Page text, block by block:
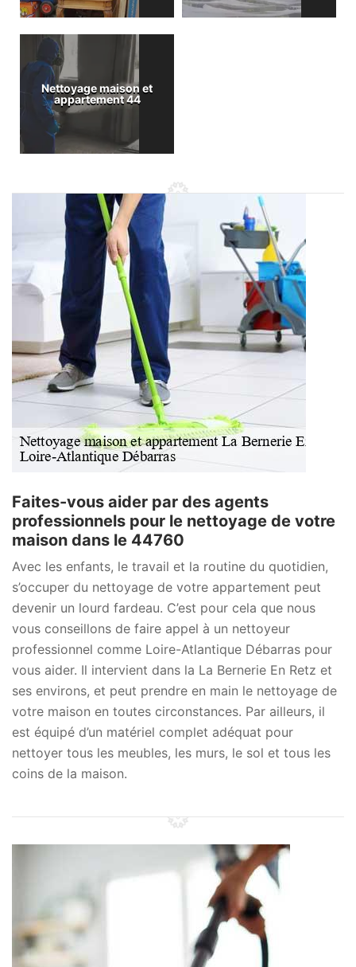
Nettoyage maison et
appartement 44
Faites-vous aider par des agents
professionnels pour le nettoyage de votre
maison dans le 44760
Avec les enfants, le travail et la routine du quotidien,
s’occuper du nettoyage de votre appartement peut
devenir un lourd fardeau. C’est pour cela que nous
vous conseillons de faire appel à un nettoyeur
professionnel comme Loire-Atlantique Débarras pour
vous aider. Il intervient dans la La Bernerie En Retz et
ses environs, et peut prendre en main le nettoyage de
votre maison en toutes circonstances. Par ailleurs, il
est équipé d’un matériel complet adéquat pour
nettoyer tous les meubles, les murs, le sol et tous les
coins de la maison.